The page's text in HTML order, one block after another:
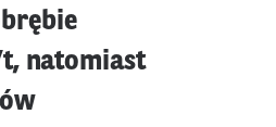
t, natomiast